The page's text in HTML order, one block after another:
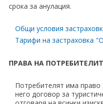
срока за анулация.
Общи условия
Тарифи на застраховка
ПРАВА НА
Потребителят има право
него договор за